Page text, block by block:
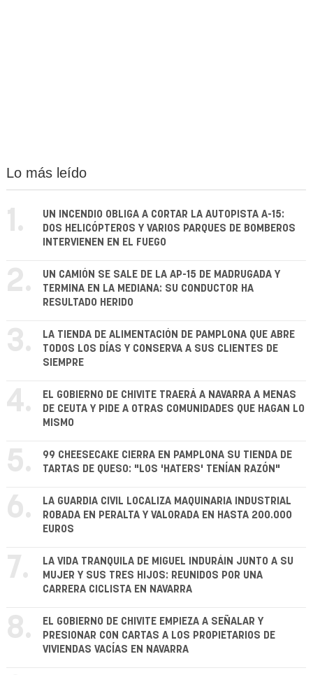
Lo más leído
1.
UN INCENDIO OBLIGA A CORTAR LA AUTOPISTA A-15:
DOS HELICÓPTEROS Y VARIOS PARQUES DE BOMBEROS
INTERVIENEN EN EL FUEGO
2.
UN CAMIÓN SE SALE DE LA AP-15 DE MADRUGADA Y
TERMINA EN LA MEDIANA: SU CONDUCTOR HA
RESULTADO HERIDO
3.
LA TIENDA DE ALIMENTACIÓN DE PAMPLONA QUE ABRE
TODOS LOS DÍAS Y CONSERVA A SUS CLIENTES DE
SIEMPRE
4.
EL GOBIERNO DE CHIVITE TRAERÁ A NAVARRA A MENAS
DE CEUTA Y PIDE A OTRAS COMUNIDADES QUE HAGAN LO
MISMO
5.
99 CHEESECAKE CIERRA EN PAMPLONA SU TIENDA DE
TARTAS DE QUESO: "LOS 'HATERS' TENÍAN RAZÓN"
6.
LA GUARDIA CIVIL LOCALIZA MAQUINARIA INDUSTRIAL
ROBADA EN PERALTA Y VALORADA EN HASTA 200.000
EUROS
7.
LA VIDA TRANQUILA DE MIGUEL INDURÁIN JUNTO A SU
MUJER Y SUS TRES HIJOS: REUNIDOS POR UNA
CARRERA CICLISTA EN NAVARRA
8.
EL GOBIERNO DE CHIVITE EMPIEZA A SEÑALAR Y
PRESIONAR CON CARTAS A LOS PROPIETARIOS DE
VIVIENDAS VACÍAS EN NAVARRA